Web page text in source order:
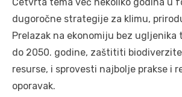
dugoročne strategije za klimu,
Prelazak na ekonomiju bez ugljenika
do 2050. godine, zaštititi
resurse, i sprovesti najbolje prakse i
oporavak.